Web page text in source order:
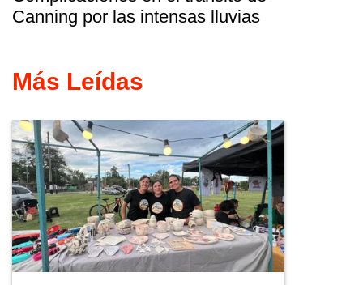
Canning por las intensas lluvias
Más Leídas